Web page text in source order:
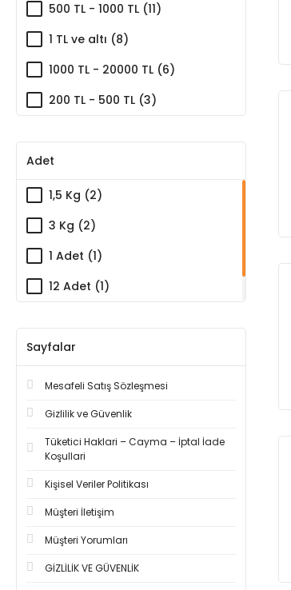
500 TL - 1000 TL (11)
1 TL ve altı (8)
1000 TL - 20000 TL (6)
200 TL - 500 TL (3)
Adet
1,5 Kg (2)
3 Kg (2)
1 Adet (1)
12 Adet (1)
Sayfalar
Mesafeli Satış Sözleşmesi
Gizlilik ve Güvenlik
Tüketici Haklari – Cayma – İptal İade
Koşullari
Kişisel Veriler Politikası
Müşteri İletişim
Müşteri Yorumları
GİZLİLİK VE GÜVENLİK